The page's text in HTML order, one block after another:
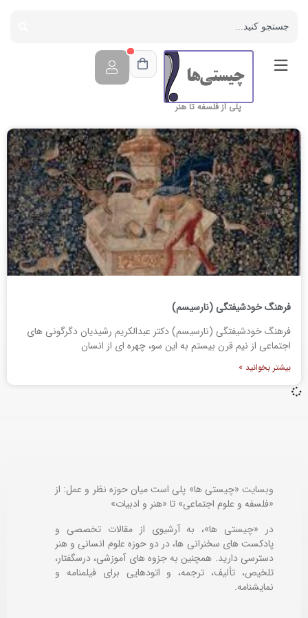
پلی از فلسفه تا هنر
فرهنگ خودشیفتگی (نارسیسم)
فرهنگ خودشیفتگی (نارسیسم) دکتر عبدالکریم رشیدیان دگرگونی های
اجتماعی از نیم قرن بیستم به این سو، چهره ای از انسان
بیشتر بخوانید »
وبسایت «چیستی ها» پلی است میان حوزه نظر و عمل: از
«فلسفه و علوم اجتماعی» تا «هنر و ادبیات»
در «چیستی ها»، به آرشیوی از مقالات تخصصی و
پادکست های سخنرانی ها، در دو حوزه علوم انسانی و هنر
دسترسی دارید. همچنین به جزوه های آموزشی، درسگفتار،
تلخیص، تألیف، ترجمه، و اتودهایی برایفیلمنامه و
نمایشنامه.